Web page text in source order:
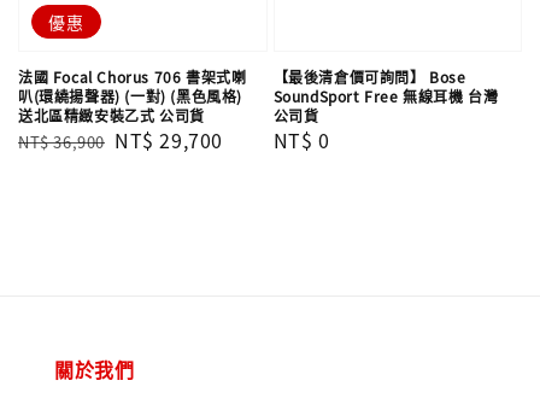
優惠
法國 Focal Chorus 706 書架式喇
叭(環繞揚聲器) (一對) (黑色風格)
送北區精緻安裝乙式 公司貨
Regular
NT$ 36,900 Sale
NT$ 29,700
【最後清倉價可詢問】 Bose
SoundSport Free 無線耳機 台灣
公司貨
Regular
NT$ 0
關於我們